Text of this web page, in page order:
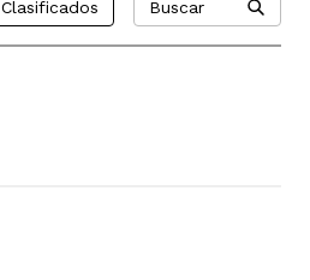
Clasificados Buscar